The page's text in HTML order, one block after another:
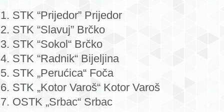
1. STK “Prijedor” Prijedor
2. STK “Slavuj” Brčko
3. STK “Sokol“ Brčko
4. STK “Radnik“ Bijeljina
5. STK „Perućica“ Foča
6. STK „Kotor Varoš“ Kotor Varoš
7. OSTK „Srbac“ Srbac